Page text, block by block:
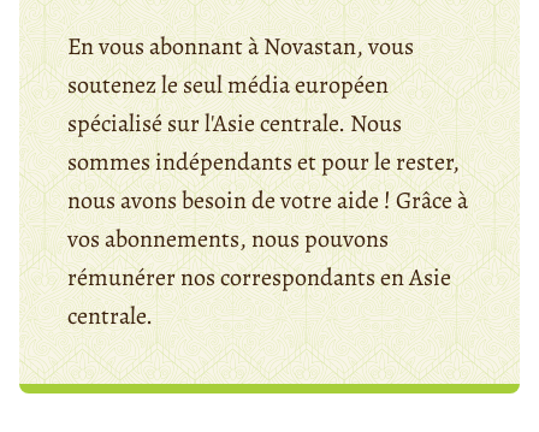
En vous abonnant à Novastan, vous
soutenez le seul média européen
spécialisé sur l'Asie centrale. Nous
sommes indépendants et pour le rester,
nous avons besoin de votre aide ! Grâce à
vos abonnements, nous pouvons
rémunérer nos correspondants en Asie
centrale.